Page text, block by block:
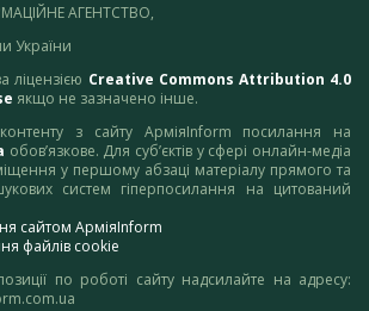
АГЕНТСТВО,
України
ліцензією Creative Commons Attribution 4.0
якщо не зазначено інше.
з сайту АрміяInform посилання на
обов’язкове. Для суб’єктів у сфері онлайн-медіа
у першому абзаці матеріалу прямого та
систем гіперпосилання на цитований
сайтом АрміяInform
файлів cookie
по роботі сайту надсилайте на адресу: